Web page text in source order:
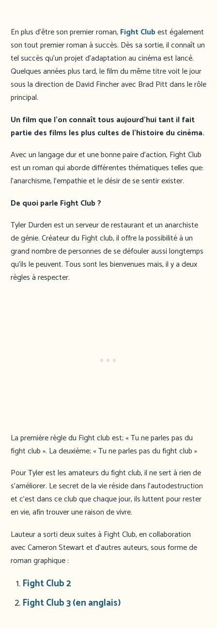
En plus d’être son premier roman, Fight Clubest également
son tout premier roman à succès. Dès sa sortie, il connaît un
tel succès qu’un projet d’adaptation au cinéma est lancé.
Quelques années plus tard, le film du même titre voit le jour
sous la direction de David Fincher avec Brad Pitt dans le rôle
principal.
Un film que l’on connaît tous aujourd’hui tant il fait
partie des films les plus cultes de l’histoire du cinéma.
Avec un langage dur et une bonne paire d’action, Fight Club
est un roman qui aborde différentes thématiques telles que:
l’anarchisme, l’empathie et le désir de se sentir exister.
De quoi parle Fight Club ?
Tyler Durden est un serveur de restaurant et un anarchiste
de génie. Créateur du Fight club, il offre la possibilité à un
grand nombre de personnes de se défouler aussi longtemps
qu’ils le peuvent. Tous sont les bienvenues mais, il y a deux
règles à respecter.
La première règle du Fight club est; « Tu ne parles pas du
fight club ». La deuxième; « Tu ne parles pas du fight club »
Pour Tyler est les amateurs du fight club, il ne sert à rien de
s’améliorer. Le secret de la vie réside dans l’autodestruction
et c’est dans ce club que chaque jour, ils luttent pour rester
en vie, afin trouver une raison de vivre.
Lauteur a sorti deux suites à Fight Club, en collaboration
avec Cameron Stewart et d’autres auteurs, sous forme de
roman graphique :
Fight Club 2
Fight Club 3 (en anglais)